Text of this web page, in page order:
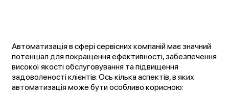
Автоматизація в сфері сервісних компаній має значний
потенціал для покращення ефективності, забезпечення
високої якості обслуговування та підвищення
задоволеності клієнтів. Ось кілька аспектів, в яких
автоматизація може бути особливо корисною: